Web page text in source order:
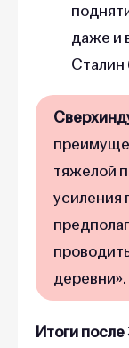
даже и
Сталин
тяжелой
усиления
деревни».
Итогипосле